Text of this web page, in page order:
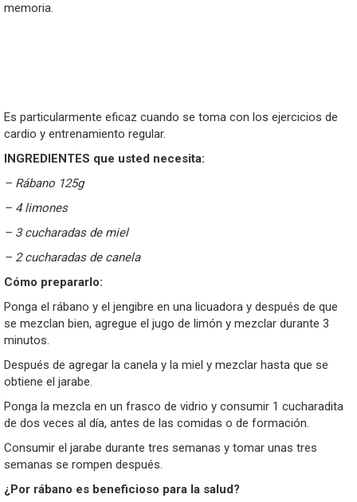
memoria.
Es particularmente eficaz cuando se toma con los ejercicios de
cardio y entrenamiento regular.
INGREDIENTES que usted necesita:
– Rábano 125g
– 4 limones
– 3 cucharadas de miel
– 2 cucharadas de canela
Cómo prepararlo:
Ponga el rábano y el jengibre en una licuadora y después de que
se mezclan bien, agregue el jugo de limón y mezclar durante 3
minutos.
Después de agregar la canela y la miel y mezclar hasta que se
obtiene el jarabe.
Ponga la mezcla en un frasco de vidrio y consumir 1 cucharadita
de dos veces al día, antes de las comidas o de formación.
Consumir el jarabe durante tres semanas y tomar unas tres
semanas se rompen después.
¿Por rábano es beneficioso para la salud?